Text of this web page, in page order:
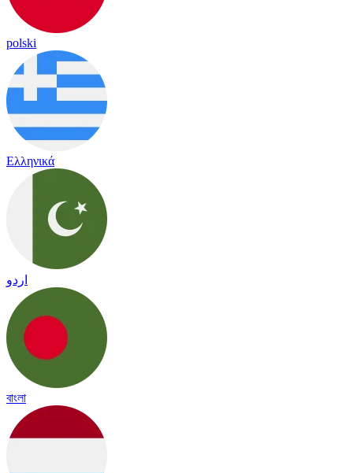
polski
Ελληνικά
اردو
বাংলা